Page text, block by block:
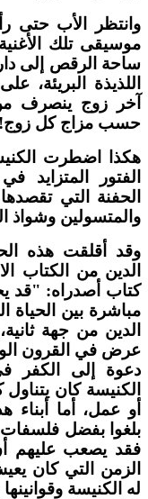
الأب حتى
تلك الأغنية
الرقص إلى داره
البريئة،
زوج ينصرف من
مزاج كل زوج!!!
اضطرت
المتزايد
التي
وشواذ
أقلقت هذه
من الكتاب
أصدراه: "قد
بين الحياة
من جهة ثانية،
في القرون
إلى الكفر
كان
عمل، أما أبناء
بفضل
يصعب عليهم أن
التي كان
الكنيسة وقوانينها